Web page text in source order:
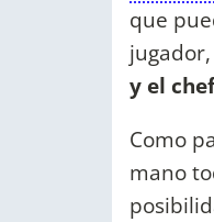
que
y el
Como
mano